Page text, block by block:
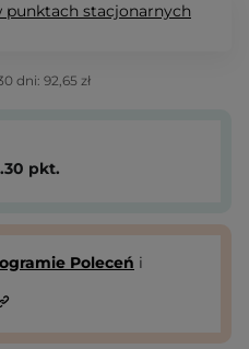
punktach stacjonarnych
dni: 92,65 zł
pkt.
Poleceń i